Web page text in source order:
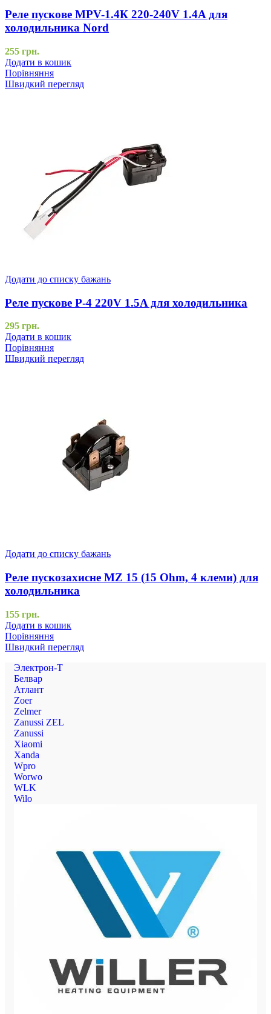
Реле пускове MPV-1.4К 220-240V 1.4A для
холодильника Nord
255 грн.
Додати в кошик
Порівняння
Швидкий перегляд
Додати до списку бажань
Реле пускове Р-4 220V 1.5A для холодильника
295 грн.
Додати в кошик
Порівняння
Швидкий перегляд
Додати до списку бажань
Реле пускозахисне MZ 15 (15 Ohm, 4 клеми) для
холодильника
155 грн.
Додати в кошик
Порівняння
Швидкий перегляд
Электрон-Т
Белвар
Атлант
Zoer
Zelmer
Zanussi ZEL
Zanussi
Xiaomi
Xanda
Wpro
Worwo
WLK
Wilo